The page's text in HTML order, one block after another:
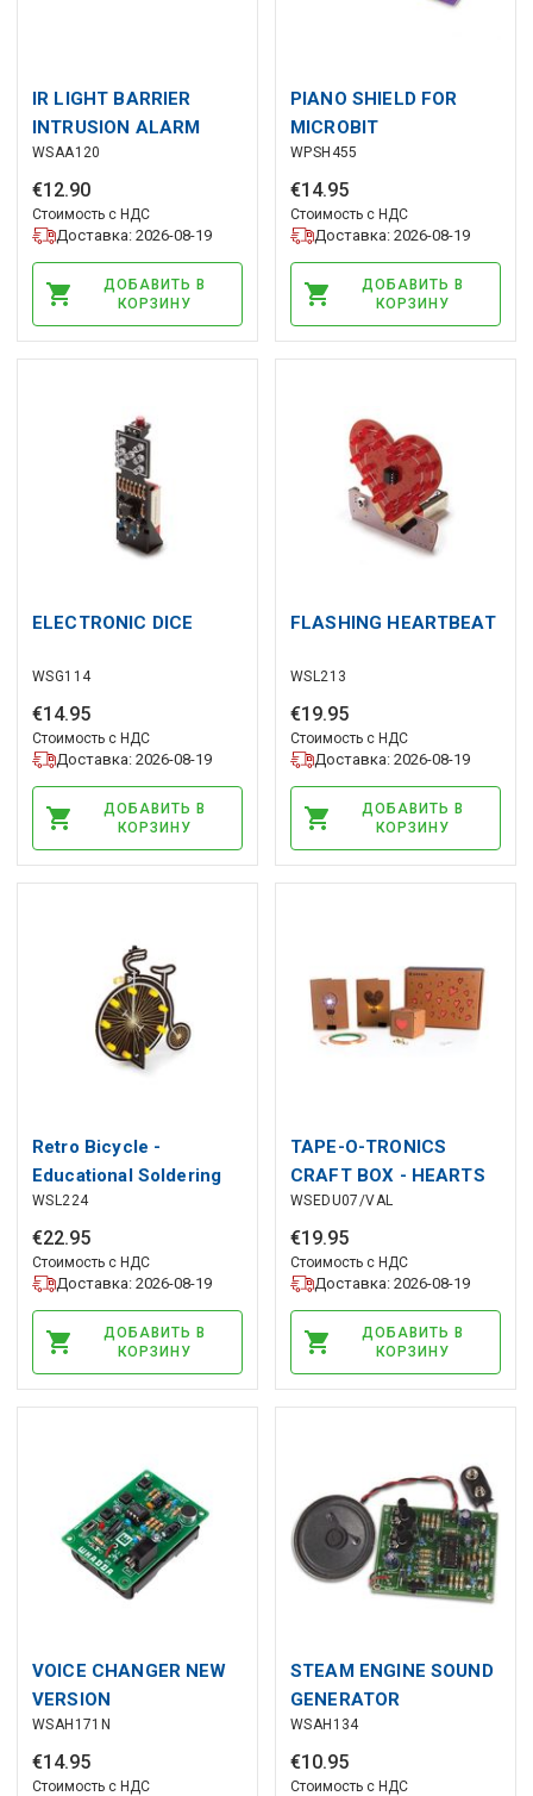
IR LIGHT BARRIER
INTRUSION ALARM
WSAA120
€12.90
Стоимость с НДС
Доставка: 2026-08-19
ДОБАВИТЬ В
КОРЗИНУ
PIANO SHIELD FOR
MICROBIT
WPSH455
€14.95
Стоимость с НДС
Доставка: 2026-08-19
ДОБАВИТЬ В
КОРЗИНУ
ELECTRONIC DICE
WSG114
€14.95
Стоимость с НДС
Доставка: 2026-08-19
ДОБАВИТЬ В
КОРЗИНУ
FLASHING HEARTBEAT
WSL213
€19.95
Стоимость с НДС
Доставка: 2026-08-19
ДОБАВИТЬ В
КОРЗИНУ
Retro Bicycle -
Educational Soldering
Kit
WSL224
€22.95
Стоимость с НДС
Доставка: 2026-08-19
ДОБАВИТЬ В
КОРЗИНУ
TAPE-O-TRONICS
CRAFT BOX - HEARTS
EDITION
WSEDU07/VAL
€19.95
Стоимость с НДС
Доставка: 2026-08-19
ДОБАВИТЬ В
КОРЗИНУ
VOICE CHANGER NEW
VERSION
WSAH171N
€14.95
Стоимость с НДС
STEAM ENGINE SOUND
GENERATOR
WSAH134
€10.95
Стоимость с НДС